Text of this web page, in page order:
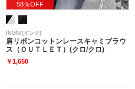
58％OFF
INGNI(イング)
肩リボンコットンレースキャミブラウ
ス（ＯＵＴＬＥＴ）(クロ/クロ)
￥1,650